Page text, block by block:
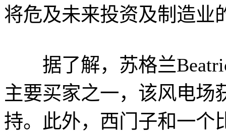
将危及未来投资及制造业
据了解，苏格兰
主要买家之一，该风电场
持。此外，西门子和一个